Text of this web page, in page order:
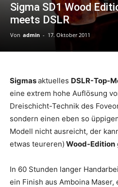
Sigma SD1 Wood
meets DSLR
Von admin - 17. Oktober 2011
Sigmasaktuelles DSLR-Top-
eine extrem hohe Auflösung
Dreischicht-Technik des
sondern einen eben so
Modell nicht ausreicht, der
etwas teureren) Wood-Edition
In 60 Stunden langer
ein Finish aus Amboina Maser,